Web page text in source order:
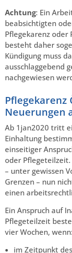
Achtung: Ein
beabsichtigten
Pflegekarenz oder
besteht daher
Kündigung muss
ausschlaggebend
nachgewiesen
Pflegekarenz
Neuerungen
Ab 1jan2020 tritt
Einhaltung
einseitiger
oder Pflegeteilzeit.
– unter gewissen
Grenzen – nun
einen
Ein Anspruch auf
Pflegeteilzeit
vier Wochen, wenn:
im Zeitpunkt